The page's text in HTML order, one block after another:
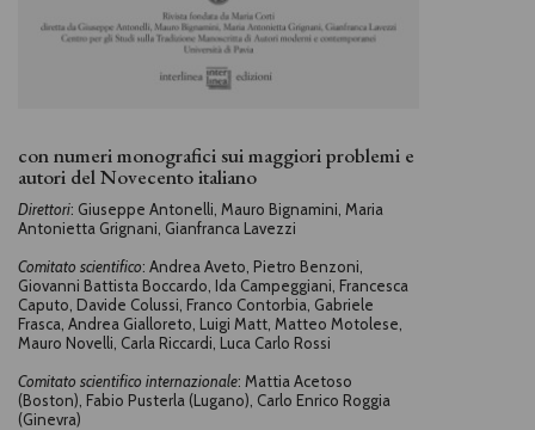
con numeri monografici sui maggiori problemi e
autori del Novecento italiano
Direttori: Giuseppe Antonelli, Mauro Bignamini, Maria
Antonietta Grignani, Gianfranca Lavezzi
Comitato scientifico: Andrea Aveto, Pietro Benzoni,
Giovanni Battista Boccardo, Ida Campeggiani, Francesca
Caputo, Davide Colussi, Franco Contorbia, Gabriele
Frasca, Andrea Gialloreto, Luigi Matt, Matteo Motolese,
Mauro Novelli, Carla Riccardi, Luca Carlo Rossi
Comitato scientifico internazionale: Mattia Acetoso
(Boston), Fabio Pusterla (Lugano), Carlo Enrico Roggia
(Ginevra)